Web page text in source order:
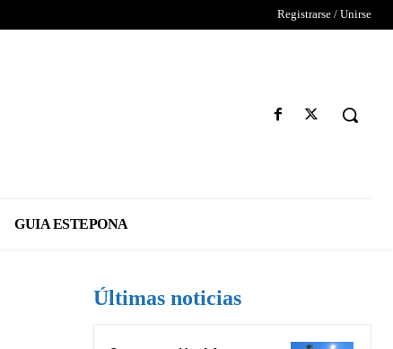
Registrarse / Unirse
GUIA ESTEPONA
Últimas noticias